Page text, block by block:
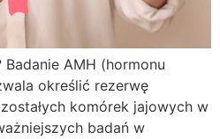
AMH (hormonu
określić rezerwę
komórek jajowych w
badań w